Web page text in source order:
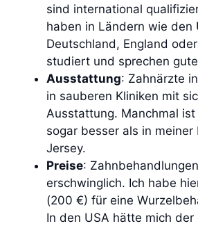
sind international
haben in Ländern wie den
Deutschland, England
studiert und sprechen
Ausstattung: Zahnärzte
in sauberen Kliniken mit
Ausstattung. Manchmal
sogar besser als in
Jersey.
Preise:
erschwinglich. Ich habe
(200 €) für eine
In den USA hätte mich der